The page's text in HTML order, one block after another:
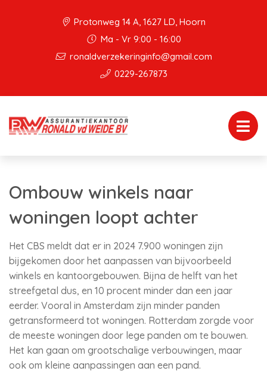
Protonweg 14 A, 1627 LD, Hoorn
Ma - Vr 9:00 - 16:00
ronaldverzekeringinfo@gmail.com
0229-267873
Ombouw winkels naar
woningen loopt achter
Het CBS meldt dat er in 2024 7.900 woningen zijn
bijgekomen door het aanpassen van bijvoorbeeld
winkels en kantoorgebouwen. Bijna de helft van het
streefgetal dus, en 10 procent minder dan een jaar
eerder. Vooral in Amsterdam zijn minder panden
getransformeerd tot woningen. Rotterdam zorgde voor
de meeste woningen door lege panden om te bouwen.
Het kan gaan om grootschalige verbouwingen, maar
ook om kleine aanpassingen aan een pand.